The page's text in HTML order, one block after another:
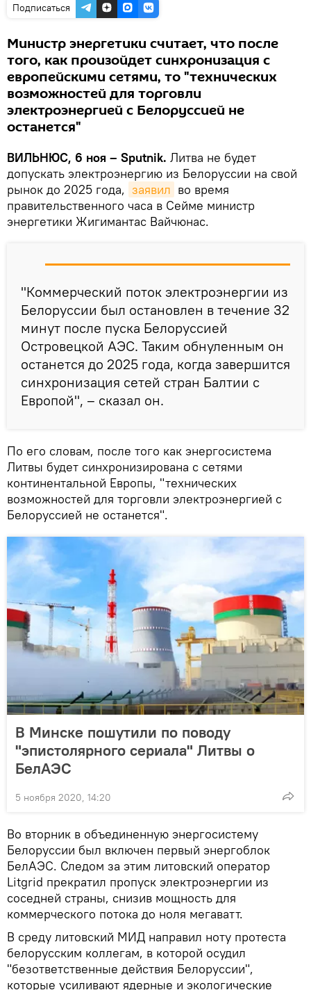
Подписаться
Министр энергетики считает, что после
того, как произойдет синхронизация с
европейскими сетями, то "технических
возможностей для торговли
электроэнергией с Белоруссией не
останется"
ВИЛЬНЮС, 6 ноя – Sputnik. Литва не будет
допускать электроэнергию из Белоруссии на свой
рынок до 2025 года, заявил во время
правительственного часа в Сейме министр
энергетики Жигимантас Вайчюнас.
"Коммерческий поток электроэнергии из
Белоруссии был остановлен в течение 32
минут после пуска Белоруссией
Островецкой АЭС. Таким обнуленным он
останется до 2025 года, когда завершится
синхронизация сетей стран Балтии с
Европой", – сказал он.
По его словам, после того как энергосистема
Литвы будет синхронизирована с сетями
континентальной Европы, "технических
возможностей для торговли электроэнергией с
Белоруссией не останется".
В Минске пошутили по поводу
"эпистолярного сериала" Литвы о
БелАЭС
5 ноября 2020, 14:20
Во вторник в объединенную энергосистему
Белоруссии был включен первый энергоблок
БелАЭС. Следом за этим литовский оператор
Litgrid прекратил пропуск электроэнергии из
соседней страны, снизив мощность для
коммерческого потока до ноля мегаватт.
В среду литовский МИД направил ноту протеста
белорусским коллегам, в которой осудил
"безответственные действия Белоруссии",
которые усиливают ядерные и экологические